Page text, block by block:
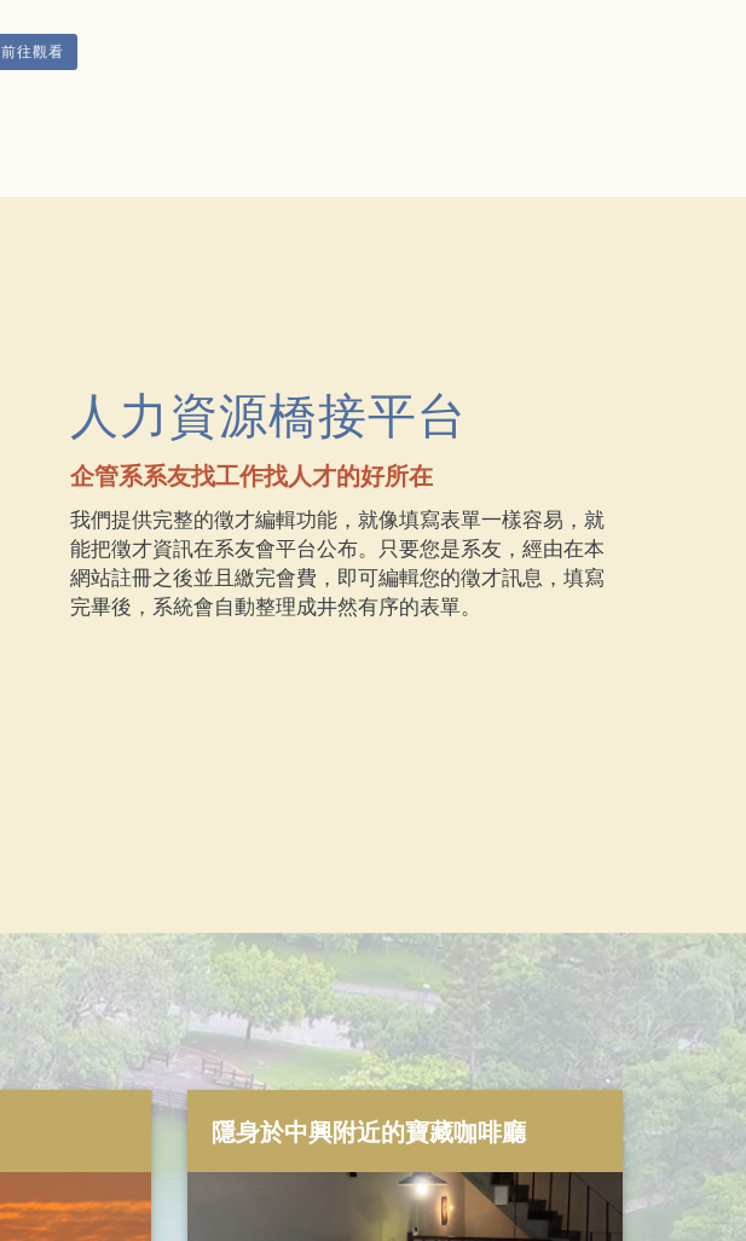
前往觀看
系友會員資源共享
透過資源共享，創建互惠好環境
社會上資歷豐富的系友，可提供寶貴的經驗分享。事業有成
的學長姐除了有人力資源的需求之外，也可以結識不同產業
的人脈。在校生學習生活都在校園，多認識系友會的成員可
以了解目前社會的脈動，或有參與實習的機會。
隱身於中興附近的寶藏咖啡廳